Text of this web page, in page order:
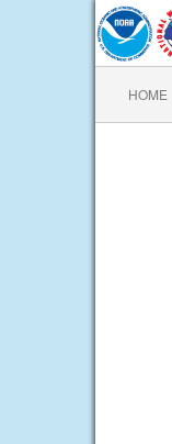
HOME